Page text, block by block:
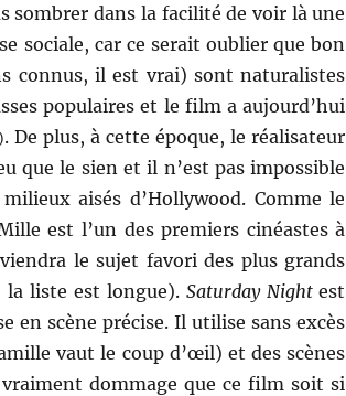
sombrer dans la facilité de voir là une
sociale, car ce serait oublier que bon
connus, il est vrai) sont naturalistes
populaires et le film a aujourd’hui
. De plus, à cette époque, le réalisateur
que le sien et il n’est pas impossible
aisés d’Hollywood. Comme le
est l’un des premiers cinéastes à
le sujet favori des plus grands
la liste est longue). Saturday Nightest
en scène précise. Il utilise sans excès
vaut le coup d’œil) et des scènes
dommage que ce film soit si